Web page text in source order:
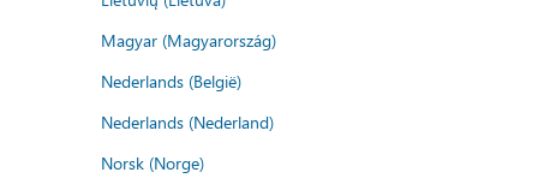
Magyar (Magyarország)
Nederlands (België)
Nederlands (Nederland)
Norsk (Norge)